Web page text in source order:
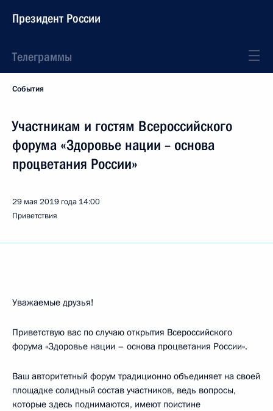
Президент России
Телеграммы
События
Участникам и гостям Всероссийского
форума «Здоровье нации – основа
процветания России»
29 мая 2019 года 14:00
Приветствия
Уважаемые друзья!
Приветствую вас по случаю открытия Всероссийского
форума «Здоровье нации – основа процветания России».
Ваш авторитетный форум традиционно объединяет на своей
площадке солидный состав участников, ведь вопросы,
которые здесь поднимаются, имеют поистине